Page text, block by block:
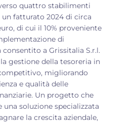
quattro stabilimenti
fatturato 2024 di circa
di cui il 10% proveniente
di
consentito a Grissitalia S.r.l.
gestione della tesoreria in
migliorando
e qualità delle
Un progetto che
soluzione specializzata
la crescita aziendale,